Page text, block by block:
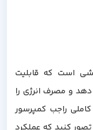
است که قابلیت
مصرف انرژی را
راجب کمپرسور